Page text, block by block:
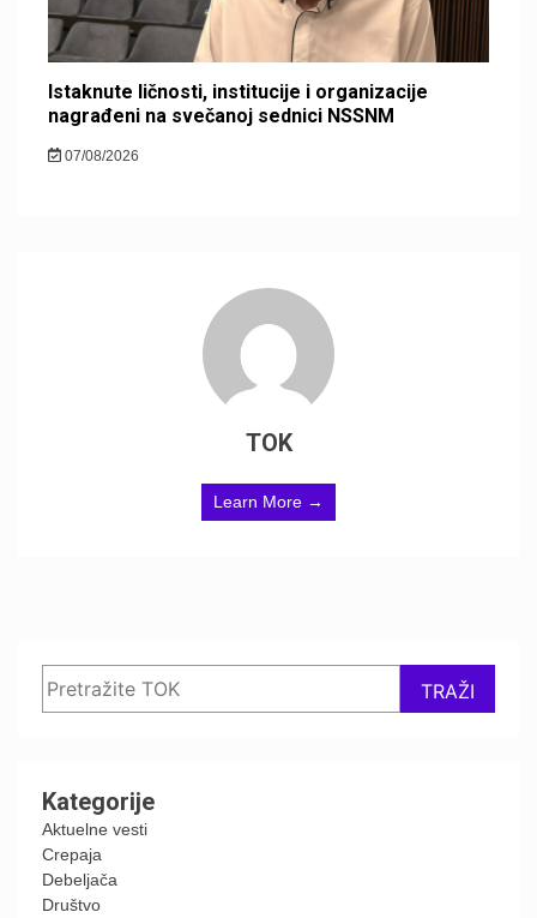
Istaknute ličnosti, institucije i organizacije
nagrađeni na svečanoj sednici NSSNM
07/08/2026
TOK
Learn More →
TRAŽI
Kategorije
Aktuelne vesti
Crepaja
Debeljača
Društvo